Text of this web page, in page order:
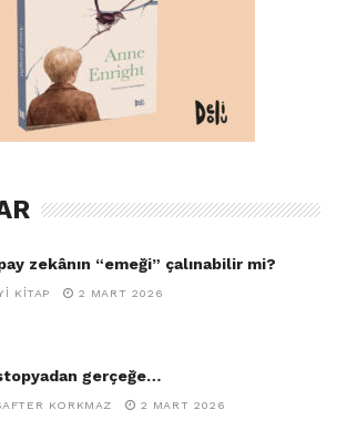
zekânın “emeği” çalınabilir mi?
KITAP 2 MART 2026
gerçeğe…
KORKMAZ 2 MART 2026